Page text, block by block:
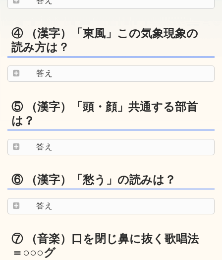
④ （漢字）「東風」この気象現象の
読み方は？
答え
⑤ （漢字）「頭・顔」共通する部首
は？
答え
⑥ （漢字）「愁う」の読みは？
答え
⑦ （音楽）口を閉じ鼻に抜く歌唱法
＝○○○グ